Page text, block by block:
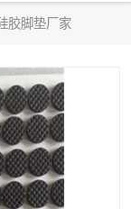
胶脚垫厂家